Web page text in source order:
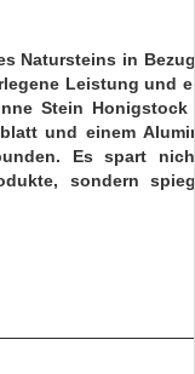
Natursteins in
Leistung und
Stein
und einem
Es spart
sondern